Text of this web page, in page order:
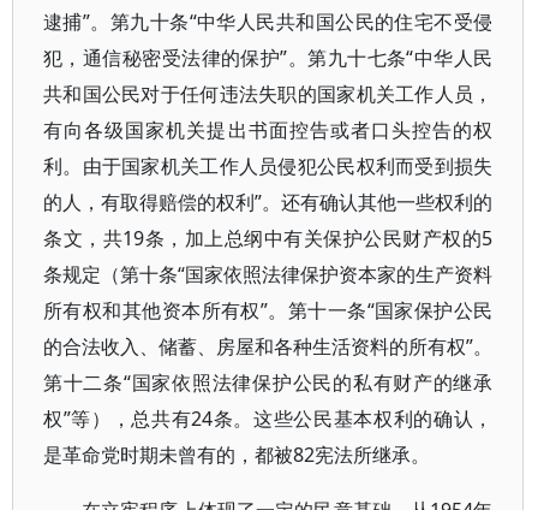
逮捕”。第九十条“中华人民共和国公民的住宅不受侵
犯，通信秘密受法律的保护”。第九十七条“中华人民
共和国公民对于任何违法失职的国家机关工作人员，
有向各级国家机关提出书面控告或者口头控告的权
利。由于国家机关工作人员侵犯公民权利而受到损失
的人，有取得赔偿的权利”。还有确认其他一些权利的
条文，共19条，加上总纲中有关保护公民财产权的5
条规定（第十条“国家依照法律保护资本家的生产资料
所有权和其他资本所有权”。第十一条“国家保护公民
的合法收入、储蓄、房屋和各种生活资料的所有权”。
第十二条“国家依照法律保护公民的私有财产的继承
权”等），总共有24条。这些公民基本权利的确认，
是革命党时期未曾有的，都被82宪法所继承。